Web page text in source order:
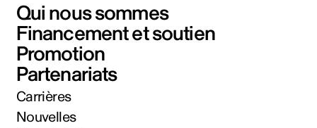
Qui nous sommes
Financement et soutien
Promotion
Partenariats
Carrières
Nouvelles